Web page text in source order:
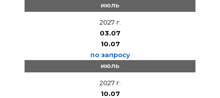
июль
2027 г.
03.07
10.07
по запросу
июль
2027 г.
10.07